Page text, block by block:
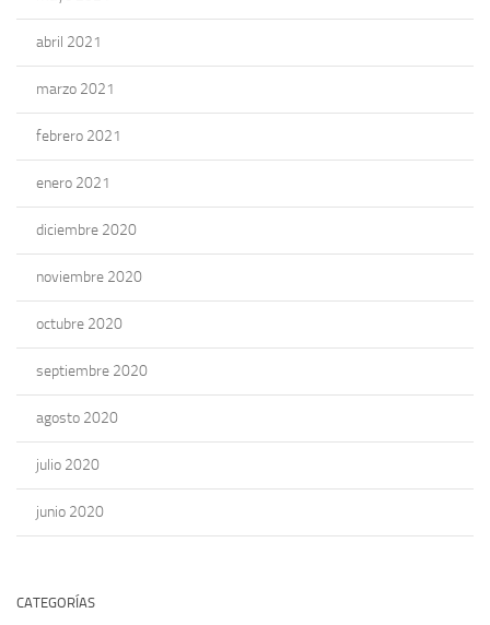
abril 2021
marzo 2021
febrero 2021
enero 2021
diciembre 2020
noviembre 2020
octubre 2020
septiembre 2020
agosto 2020
julio 2020
junio 2020
CATEGORÍAS